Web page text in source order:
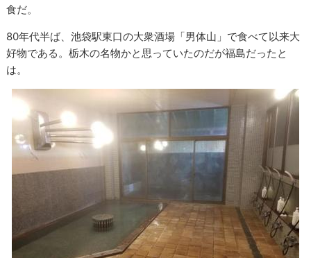
食だ。
80年代半ば、池袋駅東口の大衆酒場「男体山」で食べて以来大
好物である。栃木の名物かと思っていたのだが福島だったと
は。